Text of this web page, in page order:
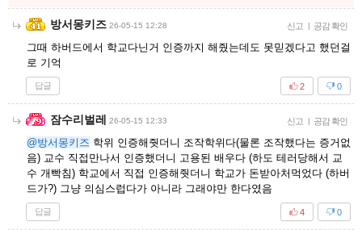
방서몽키즈 26-05-15 12:28 신고 | 공감 확인
그때 하버드에서 학교다닌거 인증까지 해줬는데도 못믿겠다고 했던걸
로 기억
답글 0
2
잠수리벌레 26-05-15 12:33 신고 | 공감 확인
@방서몽키즈 학위 인증해줫더니 조작학위다(물론 조작했다는 증거없
음) 교수 직접만나서 인증했더니 고용된 배우다 (하도 테러당해서 교
수 개빡침) 학교에서 직접 인증해줫더니 학교가 돈받아처먹었다 (하버
드가?) 그냥 의심스럽다가 아니라 그래야만 한다였음
답글 0
4